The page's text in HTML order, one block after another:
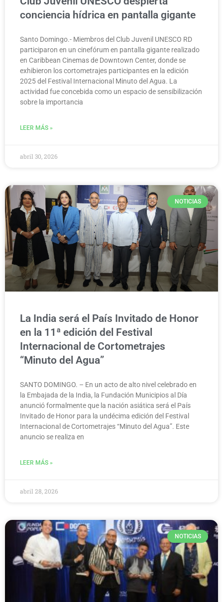
conciencia hídrica en pantalla gigante
Santo Domingo.- Miembros del Club Juvenil UNESCO RD
participaron en un cinefórum en pantalla gigante realizado
en Caribbean Cinemas de Downtown Center, donde se
exhibieron los cortometrajes participantes en la edición
2025 del Festival Internacional Minuto del Agua. La
actividad fue concebida como un espacio de sensibilización
sobre la importancia
LEER MÁS »
abril 30, 2026
NOTICIAS
La India será el País Invitado de Honor
en la 11ª edición del Festival
Internacional de Cortometrajes
“Minuto del Agua”
SANTO DOMINGO. – En un acto de alto nivel celebrado en
la Embajada de la India, la Fundación Municipios al Día
anunció formalmente que la nación asiática será el País
Invitado de Honor para la undécima edición del Festival
Internacional de Cortometrajes “Minuto del Agua”. Este
anuncio se realiza en
LEER MÁS »
abril 28, 2026
NOTICIAS